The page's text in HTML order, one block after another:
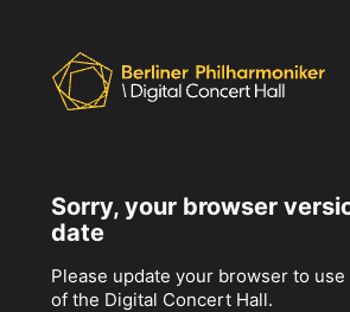
Sorry, your browser
date
Please update your browser to
of the Digital Concert Hall.